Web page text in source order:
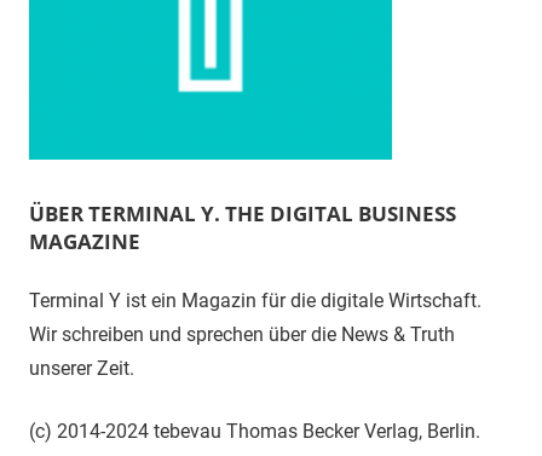
ÜBER TERMINAL Y. THE DIGITAL BUSINESS
MAGAZINE
Terminal Y ist ein Magazin für die digitale Wirtschaft.
Wir schreiben und sprechen über die News & Truth
unserer Zeit.
(c) 2014-2024 tebevau Thomas Becker Verlag, Berlin.